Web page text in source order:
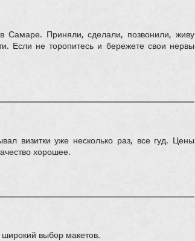
Самаре. Приняли, сделали, позвонили, живу
Если не торопитесь и бережете свои нервы
визитки уже несколько раз, все гуд. Цены
хорошее.
выбор макетов.